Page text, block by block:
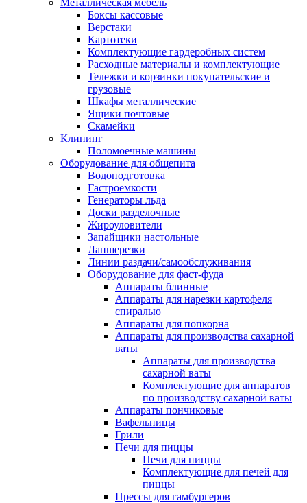
Металлическая мебель
Боксы кассовые
Верстаки
Картотеки
Комплектующие гардеробных систем
Расходные материалы и комплектующие
Тележки и корзинки покупательские и
грузовые
Шкафы металлические
Ящики почтовые
Скамейки
Клининг
Поломоечные машины
Оборудование для общепита
Водоподготовка
Гастроемкости
Генераторы льда
Доски разделочные
Жироуловители
Запайщики настольные
Лапшерезки
Линии раздачи/самообслуживания
Оборудование для фаст-фуда
Аппараты блинные
Аппараты для нарезки картофеля
спиралью
Аппараты для попкорна
Аппараты для производства сахарной
ваты
Аппараты для производства
сахарной ваты
Комплектующие для аппаратов
по производству сахарной ваты
Аппараты пончиковые
Вафельницы
Грили
Печи для пиццы
Печи для пиццы
Комплектующие для печей для
пиццы
Прессы для гамбургеров